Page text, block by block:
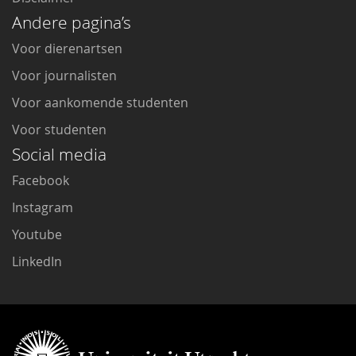
Andere pagina’s
Voor dierenartsen
Voor journalisten
Voor aankomende studenten
Voor studenten
Social media
Facebook
Instagram
Youtube
LinkedIn